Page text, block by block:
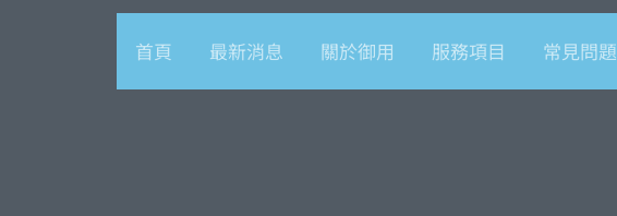
首頁 最新消息 關於御用 服務項目 常見問題